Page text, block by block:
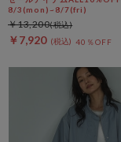
8/3(mon)~8/7(fri)
￥7,920 40％OFF
￥13,200